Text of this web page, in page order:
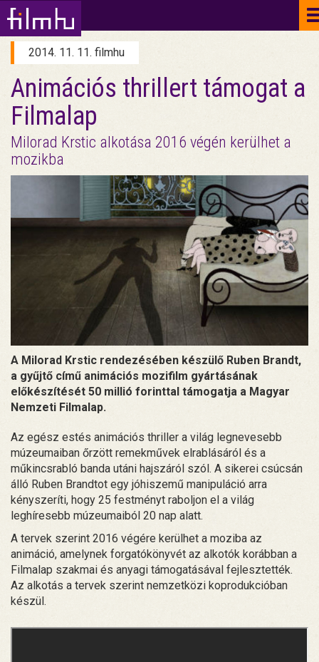
2014. 11. 11. filmhu
Animációs thrillert támogat a
Filmalap
Milorad Krstic alkotása 2016 végén kerülhet a
mozikba
A Milorad Krstic rendezésében készülő Ruben Brandt,
a gyűjtő című animációs mozifilm gyártásának
előkészítését 50 millió forinttal támogatja a Magyar
Nemzeti Filmalap.
Az egész estés animációs thriller a világ legnevesebb
múzeumaiban őrzött remekművek elrablásáról és a
műkincsrabló banda utáni hajszáról szól. A sikerei csúcsán
álló Ruben Brandtot egy jóhiszemű manipuláció arra
kényszeríti, hogy 25 festményt raboljon el a világ
leghíresebb múzeumaiból 20 nap alatt.
A tervek szerint 2016 végére kerülhet a moziba az
animáció, amelynek forgatókönyvét az alkotók korábban a
Filmalap szakmai és anyagi támogatásával fejlesztették.
Az alkotás a tervek szerint nemzetközi koprodukcióban
készül.